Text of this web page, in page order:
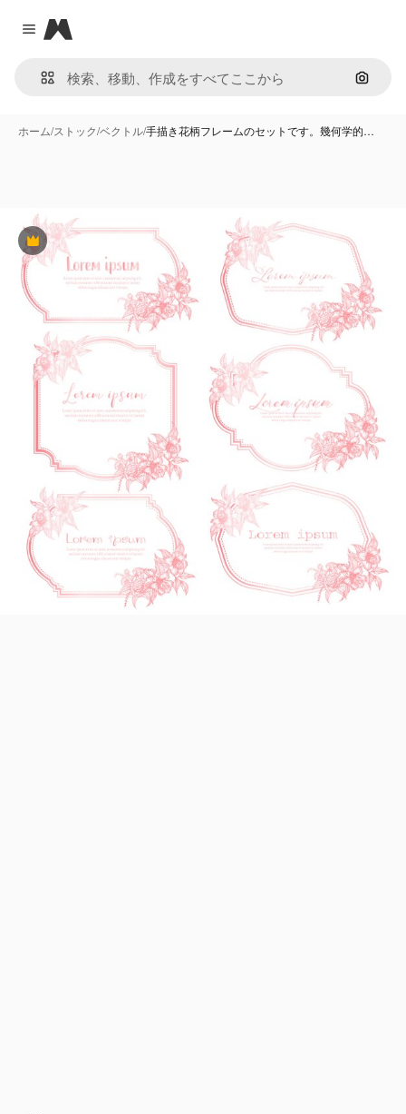
Close menu
Magnific
画像で
ホーム/ストック/ベクトル/手描き花柄フレームのセットです。幾何学的…
Premium